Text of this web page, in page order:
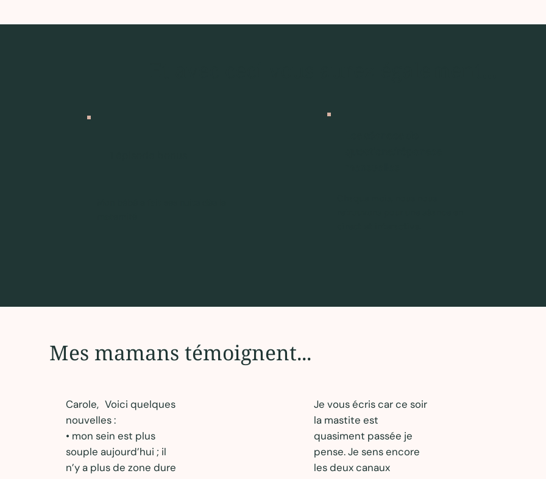
Mes mamans témoignent...
Carole, Voici quelques
nouvelles :
• mon sein est plus
souple aujourd’hui ; il
n’y a plus de zone dure
Je vous écris car ce soir
la mastite est
quasiment passée je
pense. Je sens encore
les deux canaux